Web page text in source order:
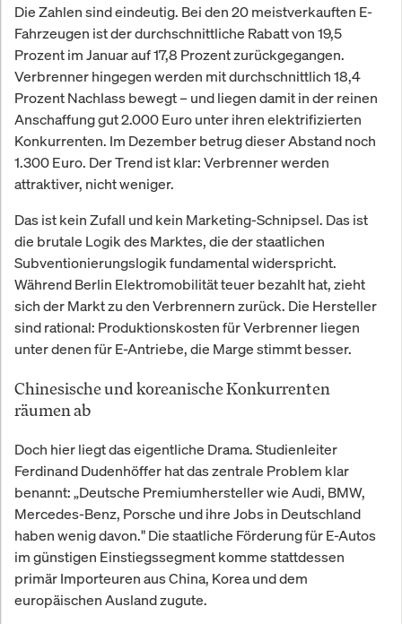
Die Zahlen sind eindeutig. Bei den 20 meistverkauften E-
Fahrzeugen ist der durchschnittliche Rabatt von 19,5
Prozent im Januar auf 17,8 Prozent zurückgegangen.
Verbrenner hingegen werden mit durchschnittlich 18,4
Prozent Nachlass bewegt – und liegen damit in der reinen
Anschaffung gut 2.000 Euro unter ihren elektrifizierten
Konkurrenten. Im Dezember betrug dieser Abstand noch
1.300 Euro. Der Trend ist klar: Verbrenner werden
attraktiver, nicht weniger.
Das ist kein Zufall und kein Marketing-Schnipsel. Das ist
die brutale Logik des Marktes, die der staatlichen
Subventionierungslogik fundamental widerspricht.
Während Berlin Elektromobilität teuer bezahlt hat, zieht
sich der Markt zu den Verbrennern zurück. Die Hersteller
sind rational: Produktionskosten für Verbrenner liegen
unter denen für E-Antriebe, die Marge stimmt besser.
Chinesische und koreanische Konkurrenten
räumen ab
Doch hier liegt das eigentliche Drama. Studienleiter
Ferdinand Dudenhöffer hat das zentrale Problem klar
benannt: „Deutsche Premiumhersteller wie Audi, BMW,
Mercedes-Benz, Porsche und ihre Jobs in Deutschland
haben wenig davon." Die staatliche Förderung für E-Autos
im günstigen Einstiegssegment komme stattdessen
primär Importeuren aus China, Korea und dem
europäischen Ausland zugute.